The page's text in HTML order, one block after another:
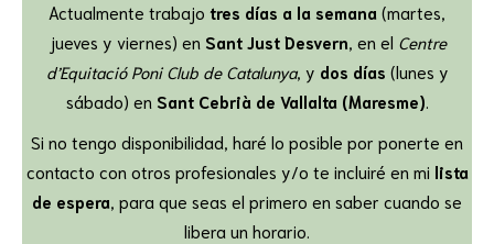
Actualmente trabajo tres días a la semana (martes,
jueves y viernes) en Sant Just Desvern, en el Centre
d’Equitació Poni Club de Catalunya, y dos días (lunes y
sábado) en Sant Cebrià de Vallalta (Maresme).
Si no tengo disponibilidad, haré lo posible por ponerte en
contacto con otros profesionales y/o te incluiré en mi lista
de espera, para que seas el primero en saber cuando se
libera un horario.